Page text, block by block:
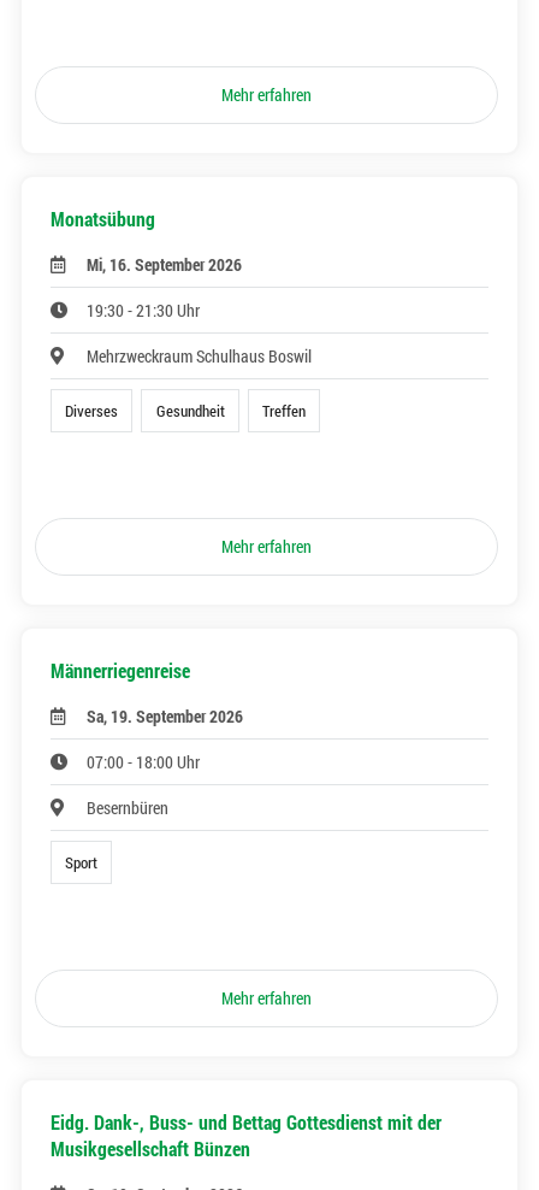
Mehr erfahren
Monatsübung
Mi, 16. September 2026
19:30 - 21:30 Uhr
Mehrzweckraum Schulhaus Boswil
Diverses Gesundheit Treffen
Mehr erfahren
Männerriegenreise
Sa, 19. September 2026
07:00 - 18:00 Uhr
Besernbüren
Sport
Mehr erfahren
Eidg. Dank-, Buss- und Bettag Gottesdienst mit der
Musikgesellschaft Bünzen